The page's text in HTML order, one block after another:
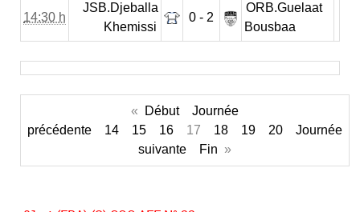
14:30 h
JSB.Djeballa
Khemissi
0 - 2
ORB.Guelaat
Bousbaa
« Début
Journée
précédente
14 15 16 17 18 19 20
Journée
suivante
Fin »